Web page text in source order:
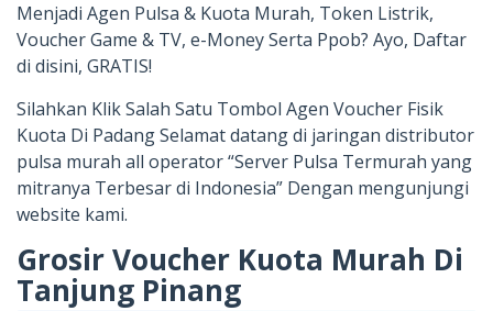
Menjadi Agen Pulsa & Kuota Murah, Token Listrik,
Voucher Game & TV, e-Money Serta Ppob? Ayo, Daftar
di disini, GRATIS!
Silahkan Klik Salah Satu Tombol Agen Voucher Fisik
Kuota Di Padang Selamat datang di jaringan distributor
pulsa murah all operator “Server Pulsa Termurah yang
mitranya Terbesar di Indonesia” Dengan mengunjungi
website kami.
Grosir Voucher Kuota Murah Di
Tanjung Pinang